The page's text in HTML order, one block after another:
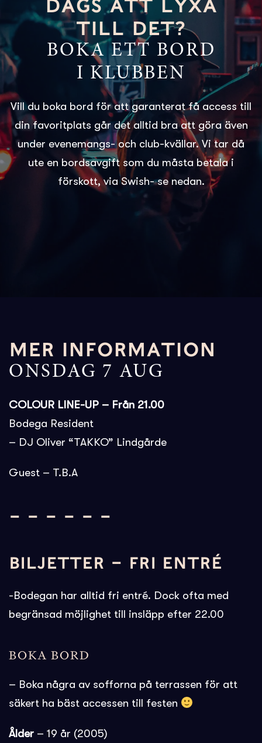
DAGS ATT LYXA
TILL DET?
BOKA ETT BORD
I KLUBBEN
Vill du boka bord för att garanterat få access till
din favoritplats går det alltid bra att göra även
under evenemangs- och club-kvällar. Vi tar då
ute en bordsavgift som du måsta betala i
förskott, via Swish- se nedan.
MER INFORMATION
ONSDAG 7 AUG
COLOUR LINE-UP – Från 21.00
Bodega Resident
– DJ Oliver “TAKKO” Lindgårde
Guest – T.B.A
– – – – – –
BILJETTER – FRI ENTRÉ
-Bodegan har alltid fri entré. Dock ofta med
begränsad möjlighet till insläpp efter 22.00
BOKA BORD
– Boka några av sofforna på terrassen för att
säkert ha bäst accessen till festen
Ålder – 19 år (2005)